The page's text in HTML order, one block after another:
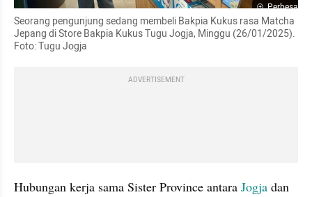
Perbesar
Seorang pengunjung sedang membeli Bakpia Kukus rasa Matcha
Jepang di Store Bakpia Kukus Tugu Jogja, Minggu (26/01/2025).
Foto: Tugu Jogja
ADVERTISEMENT
Hubungan kerja sama Sister Province antara Jogja dan